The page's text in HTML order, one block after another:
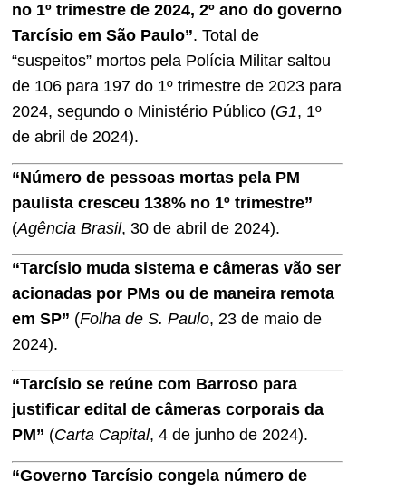
no 1º trimestre de 2024, 2º ano do governo
Tarcísio em São Paulo”. Total de
“suspeitos” mortos pela Polícia Militar saltou
de 106 para 197 do 1º trimestre de 2023 para
2024, segundo o Ministério Público (G1, 1º
de abril de 2024).
“Número de pessoas mortas pela PM
paulista cresceu 138% no 1º trimestre”
(Agência Brasil, 30 de abril de 2024).
“Tarcísio muda sistema e câmeras vão ser
acionadas por PMs ou de maneira remota
em SP” (Folha de S. Paulo, 23 de maio de
2024).
“Tarcísio se reúne com Barroso para
justificar edital de câmeras corporais da
PM” (Carta Capital, 4 de junho de 2024).
“Governo Tarcísio congela número de